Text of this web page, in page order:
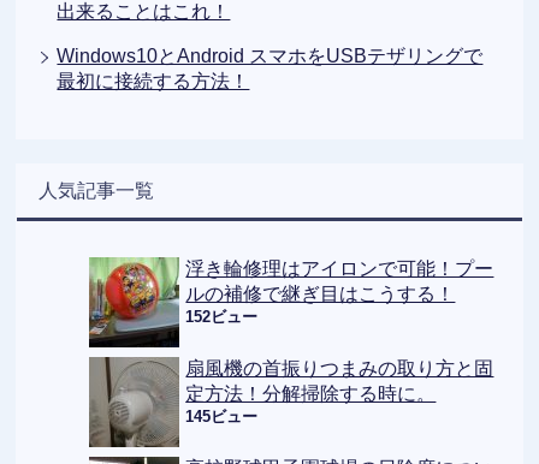
出来ることはこれ！
Windows10とAndroid スマホをUSBテザリングで
最初に接続する方法！
人気記事一覧
浮き輪修理はアイロンで可能！プー
ルの補修で継ぎ目はこうする！
152ビュー
扇風機の首振りつまみの取り方と固
定方法！分解掃除する時に。
145ビュー